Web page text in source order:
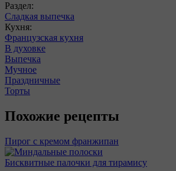
Раздел:
Сладкая выпечка
Кухня:
Французская кухня
В духовке
Выпечка
Мучное
Праздничные
Торты
Похожие рецепты
Пирог с кремом франжипан
Бисквитные палочки для тирамису